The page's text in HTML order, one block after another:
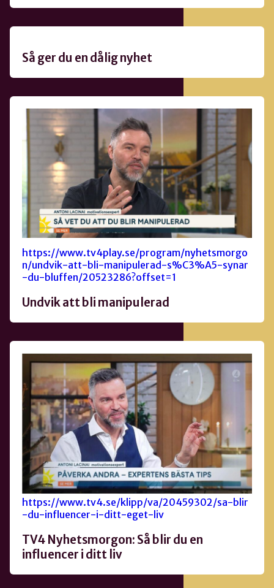
Så ger du en dålig nyhet
https://www.tv4play.se/program/nyhetsmorgo
n/undvik-att-bli-manipulerad-s%C3%A5-synar
-du-bluffen/20523286?offset=1
Undvik att bli manipulerad
https://www.tv4.se/klipp/va/20459302/sa-blir
-du-influencer-i-ditt-eget-liv
TV4 Nyhetsmorgon: Så blir du en
influencer i ditt liv